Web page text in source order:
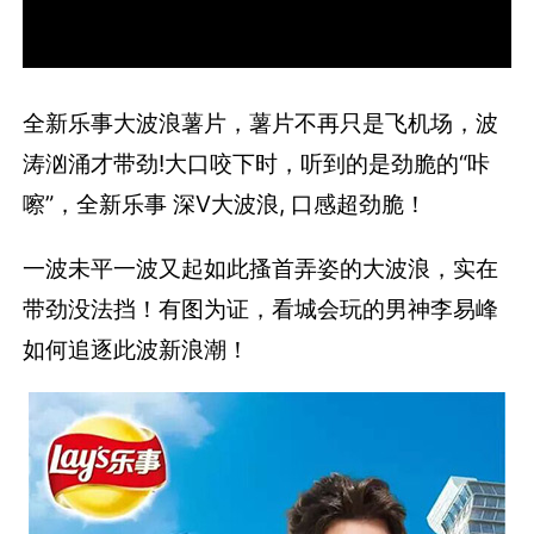
全新乐事大波浪薯片，薯片不再只是飞机场，波
涛汹涌才带劲!大口咬下时，听到的是劲脆的“咔
嚓”，全新乐事 深V大波浪, 口感超劲脆！
一波未平一波又起如此搔首弄姿的大波浪，实在
带劲没法挡！有图为证，看城会玩的男神李易峰
如何追逐此波新浪潮！